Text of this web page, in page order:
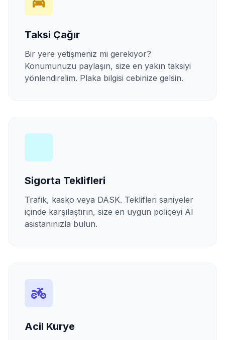
Taksi Çağır
Bir yere yetişmeniz mi gerekiyor?
Konumunuzu paylaşın, size en yakın taksiyi
yönlendirelim. Plaka bilgisi cebinize gelsin.
Sigorta Teklifleri
Trafik, kasko veya DASK. Teklifleri saniyeler
içinde karşılaştırın, size en uygun poliçeyi AI
asistanınızla bulun.
Acil Kurye